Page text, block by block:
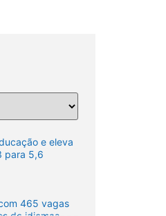
e eleva
para 5,6
465 vagas